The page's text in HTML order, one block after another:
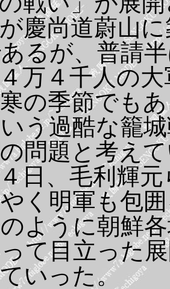
慶尚道蔚山
るが、普請
万４千人の
の季節でも
う過酷な籠
問題と考え
日、毛利輝
く明軍も包
ように朝鮮
て目立った
いった。